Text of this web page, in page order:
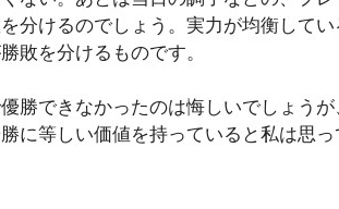
分けるのでしょう。実力が均衡して
敗を分けるものです。
勝できなかったのは悔しいでしょう
に等しい価値を持っていると私は思っ